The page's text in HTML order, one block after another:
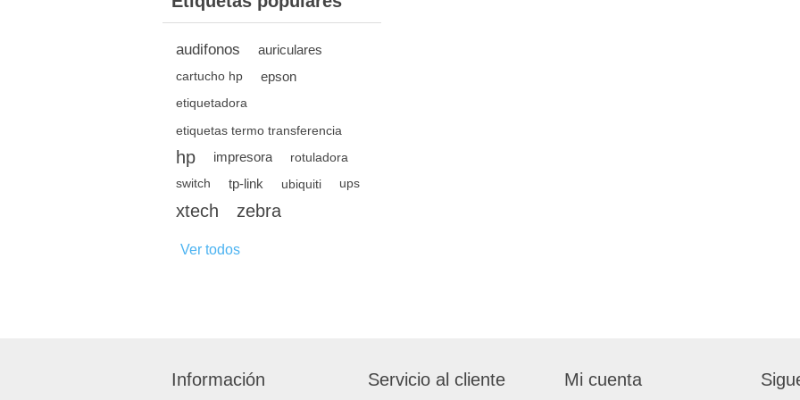
audifonos auriculares
cartucho hp epson
etiquetadora
etiquetas termo transferencia
hp impresora rotuladora
switch tp-link ubiquiti ups
xtech zebra
Ver todos
Información Servicio al cliente Mi cuenta